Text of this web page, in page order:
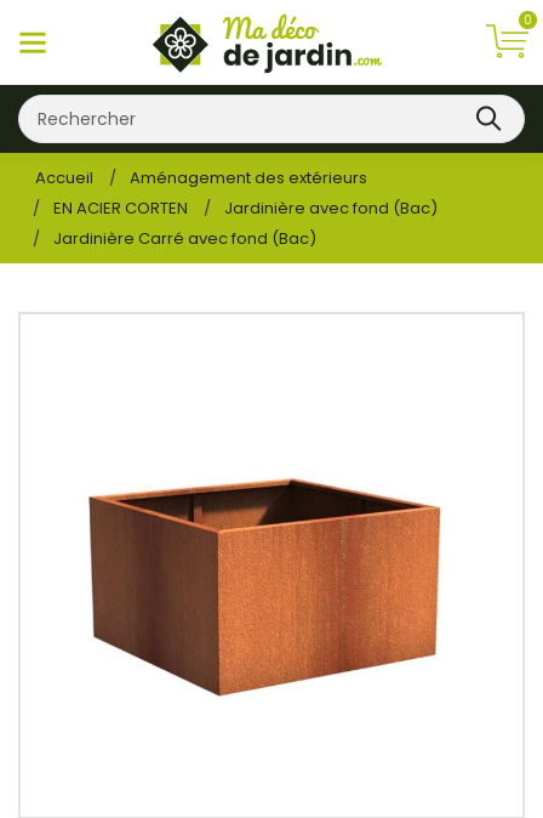
0
Accueil
Aménagement des extérieurs
EN ACIER CORTEN
Jardinière avec fond (Bac)
Jardinière Carré avec fond (Bac)